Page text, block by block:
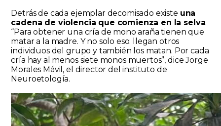
Detrás de cada ejemplar decomisado existe una
cadena de violencia que comienza en la selva.
“Para obtener una cría de mono araña tienen que
matar a la madre. Y no solo eso: llegan otros
individuos del grupo y también los matan. Por cada
cría hay al menos siete monos muertos”, dice Jorge
Morales Mávil, el director del instituto de
Neuroetología.